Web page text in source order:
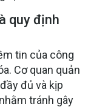
quy định
tin của công
Cơ quan quản
đủ và kịp
tránh gây